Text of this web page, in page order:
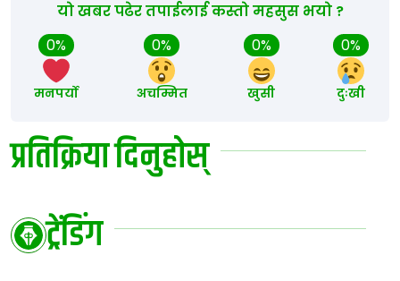
यो खबर पढेर तपाईलाई कस्तो महसुस भयो ?
0%
मनपर्यो
0%
अचम्मित
0%
खुसी
0%
दुःखी
प्रतिक्रिया दिनुहोस्
ट्रेंडिंग